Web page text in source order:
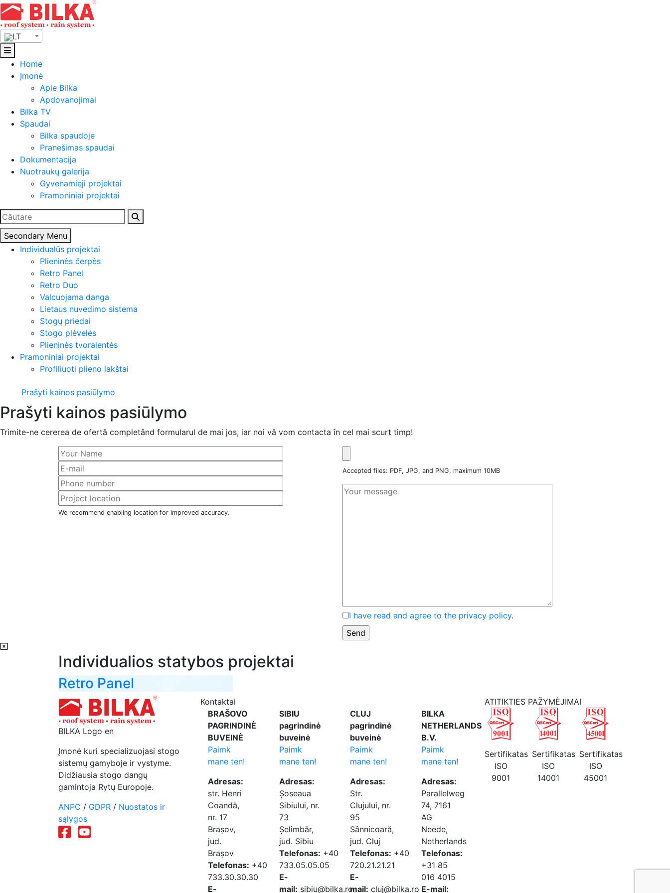
Skip
to
content
LT
Home
Įmonė
Apie Bilka
Apdovanojimai
Bilka TV
Spaudai
Bilka spaudoje
Pranešimas spaudai
Dokumentacija
Nuotraukų galerija
Gyvenamieji projektai
Pramoniniai projektai
Ieškoti:
Secondary Menu
Individualūs projektai
Plieninės čerpės
Retro Panel
Retro Duo
Valcuojama danga
Lietaus nuvedimo sistema
Stogų priedai
Stogo plėvelės
Plieninės tvoralentės
Pramoniniai projektai
Profiliuoti plieno lakštai
Prašyti kainos pasiūlymo
Prašyti kainos pasiūlymo
Trimite-ne cererea de ofertă completând formularul de mai jos, iar noi vă vom contacta în cel mai scurt timp!
We recommend enabling location for improved accuracy.
Accepted files: PDF, JPG, and PNG, maximum 10MB
I have read and agree to the privacy policy.
Individualios statybos projektai
Retro Panel
BILKA Logo en
Įmonė kuri specializuojasi stogo
sistemų gamyboje ir vystyme.
Didžiausia stogo dangų
gamintoja Rytų Europoje.
ANPC / GDPR / Nuostatos ir
sąlygos
Kontaktai
BRAŠOVO
PAGRINDINĖ
BUVEINĖ
Paimk
mane ten!
Adresas:
str. Henri
Coandă,
nr. 17
Brașov,
jud.
Brașov
Telefonas: +40
733.30.30.30
E-
SIBIU
pagrindinė
buveinė
Paimk
mane ten!
Adresas:
Șoseaua
Sibiului, nr.
73
Șelimbăr,
jud. Sibiu
Telefonas: +40
733.05.05.05
E-
mail: sibiu@bilka.ro
CLUJ
pagrindinė
buveinė
Paimk
mane ten!
Adresas:
Str.
Clujului, nr.
95
Sânnicoară,
jud. Cluj
Telefonas: +40
720.21.21.21
E-
mail: cluj@bilka.ro
BILKA
NETHERLANDS
B.V.
Paimk
mane ten!
Adresas:
Parallelweg
74, 7161
AG
Neede,
Netherlands
Telefonas:
+31 85
016 4015
E-mail:
ATITIKTIES PAŽYMĖJIMAI
Sertifikatas
ISO
9001
Sertifikatas
ISO
14001
Sertifikatas
ISO
45001